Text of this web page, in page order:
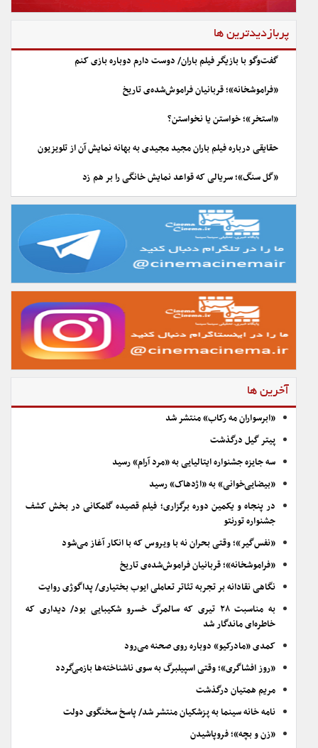
پربازدیدترین ها
گفت‌وگو با بازیگر فیلم باران/ دوست دارم دوباره بازی کنم
«فراموشخانه»؛ قربانیان فراموش‌شده‌ی تاریخ
«استخر»؛ خواستن یا نخواستن؟
حقایقی درباره فیلم باران مجید مجیدی به بهانه نمایش آن از تلویزیون
«گل سنگ»؛ سریالی که قواعد نمایش خانگی را بر هم زد
آخرین ها
«ابرسواران مه رکاب» منتشر شد
پیتر گیل درگذشت
سه جایزه جشنواره ایتالیایی به «مرد آرام» رسید
«بیضایی‌خوانی» به «اژدهاک» رسید
در پنجاه و یکمین دوره برگزاری؛ فیلم قصیده گلمکانی در بخش کشف
جشنواره تورنتو
«نفس‌گیر»؛ وقتی بحران نه با ویروس که با انکار آغاز می‌شود
«فراموشخانه»؛ قربانیان فراموش‌شده‌ی تاریخ
نگاهی نقادانه بر تجربه تئاتر تعاملی ایوب بختیاری/ پداگوژی روایت
به مناسبت ۲۸ تیری که سالمرگ خسرو شکیبایی بود/ دیداری که
خاطره‌ای ماندگار شد
کمدی «مادرکیو» دوباره روی صحنه می‌رود
«روز افشاگری»؛ وقتی اسپیلبرگ به سوی ناشناخته‌ها بازمی‌گردد
مریم همتیان درگذشت
نامه خانه سینما به پزشکیان منتشر شد/ پاسخ سخنگوی دولت
«زن و بچه»؛ فروپاشیدن